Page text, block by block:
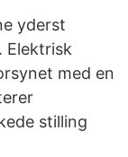
yderst
Elektrisk
med en
stilling